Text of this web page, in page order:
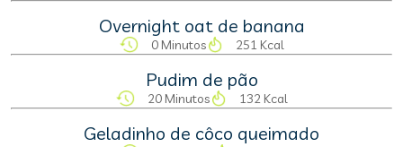
Overnight oat de banana
0 Minutos 251 Kcal
Pudim de pão
20 Minutos 132 Kcal
Geladinho de côco queimado